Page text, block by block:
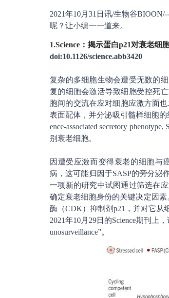
2021年10月31日讯/生物谷
呢？让小编一一道来。
1.Science：揭示蛋白p21对衰老细
doi:10.1126/science.abb3420
复杂的多细胞生物会遭受无数的
复的细胞会激活导致细胞受控死
胞间的交流在应对细胞应激方面
表面配体，并分泌吸引髓样细胞
ence-associated secretory
别衰老细胞。
因遭受应激而变得衰老的细胞与
病，这可能归因于SASP的旁分泌
一项新的研究中试图通过筛选在
确定衰老细胞身份的关键决定因
酶（CDK）抑制剂p21，并对它从
2021年10月29日的Science期刊上，
unosurveillance”。